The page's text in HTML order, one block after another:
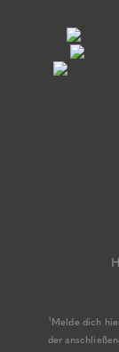
¹Melde dich
der